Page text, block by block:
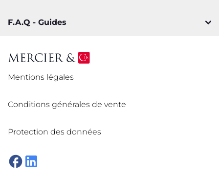
F.A.Q - Guides
Mentions légales
Conditions générales de vente
Protection des données